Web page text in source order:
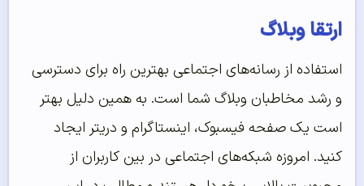
ارتقا وبلاگ
استفاده از رسانه‌های اجتماعی بهترین راه برای دسترسی
و رشد مخاطبان وبلاگ شما است. به همین دلیل بهتر
است یک صفحه فیسبوک، اینستاگرام و دریتر ایجاد
کنید. امروزه شبکه‌های اجتماعی در بین کاربران از